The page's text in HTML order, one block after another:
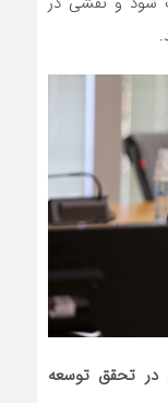
در تحقق توسعه